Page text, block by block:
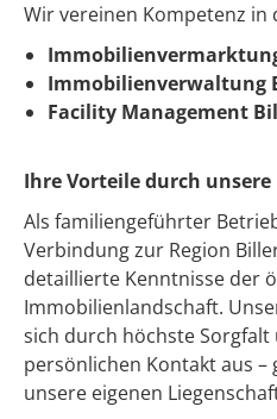
Wir vereinen Kompetenz in
Immobilienverwaltung
Facility Management
Ihre Vorteile durch
Als familiengeführter
Verbindung zur Region
detaillierte Kenntnisse der
Immobilienlandschaft.
sich durch höchste
persönlichen Kontakt aus –
unsere eigenen